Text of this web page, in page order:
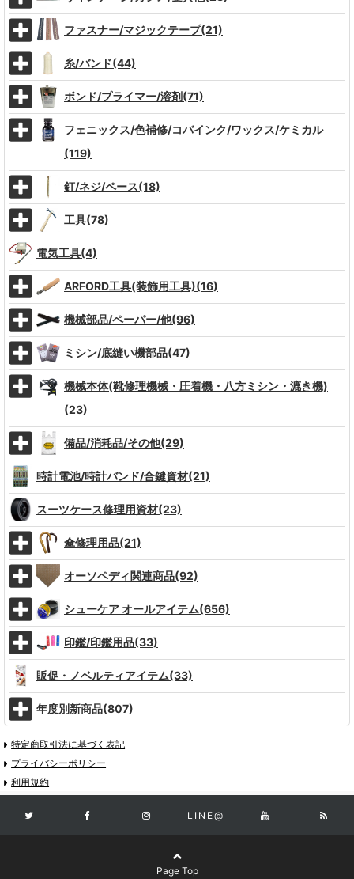
ファスナー/マジックテープ(21)
糸/バンド(44)
ボンド/プライマー/溶剤(71)
フェニックス/色補修/コバインク/ワックス/ケミカル
(119)
釘/ネジ/ペース(18)
工具(78)
電気工具(4)
ARFORD工具(装飾用工具)(16)
機械部品/ペーパー/他(96)
ミシン/底縫い機部品(47)
機械本体(靴修理機械・圧着機・八方ミシン・漉き機)
(23)
備品/消耗品/その他(29)
時計電池/時計バンド/合鍵資材(21)
スーツケース修理用資材(23)
傘修理用品(21)
オーソペディ関連商品(92)
シューケア オールアイテム(656)
印鑑/印鑑用品(33)
販促・ノベルティアイテム(33)
年度別新商品(807)
特定商取引法に基づく表記
プライバシーポリシー
利用規約
LINE@
Page Top